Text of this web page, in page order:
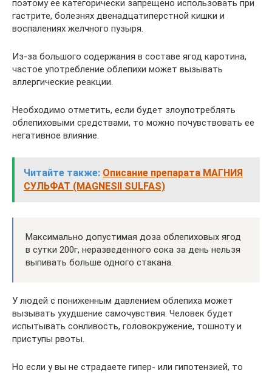
поэтому ее категорически запрещено использовать при
гастрите, болезнях двенадцатиперстной кишки и
воспалениях желчного пузыря.
Из-за большого содержания в составе ягод каротина,
частое употребление облепихи может вызывать
аллергические реакции.
Необходимо отметить, если будет злоупотреблять
облепиховыми средствами, то можно почувствовать ее
негативное влияние.
Читайте также: Описание препарата МАГНИЯ
СУЛЬФАТ (MAGNESII SULFAS)
Максимально допустимая доза облепиховых ягод
в сутки 200г, неразведенного сока за день нельзя
выпивать больше одного стакана.
У людей с пониженным давлением облепиха может
вызывать ухудшение самочувствия. Человек будет
испытывать сонливость, головокружение, тошноту и
приступы рвоты.
Но если у вы не страдаете гипер- или гипотензией, то